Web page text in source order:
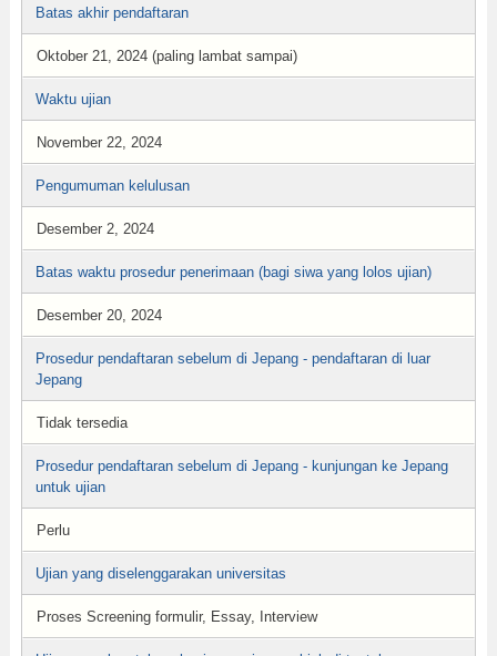
Batas akhir pendaftaran
Oktober 21, 2024 (paling lambat sampai)
Waktu ujian
November 22, 2024
Pengumuman kelulusan
Desember 2, 2024
Batas waktu prosedur penerimaan (bagi siwa yang lolos ujian)
Desember 20, 2024
Prosedur pendaftaran sebelum di Jepang - pendaftaran di luar
Jepang
Tidak tersedia
Prosedur pendaftaran sebelum di Jepang - kunjungan ke Jepang
untuk ujian
Perlu
Ujian yang diselenggarakan universitas
Proses Screening formulir, Essay, Interview